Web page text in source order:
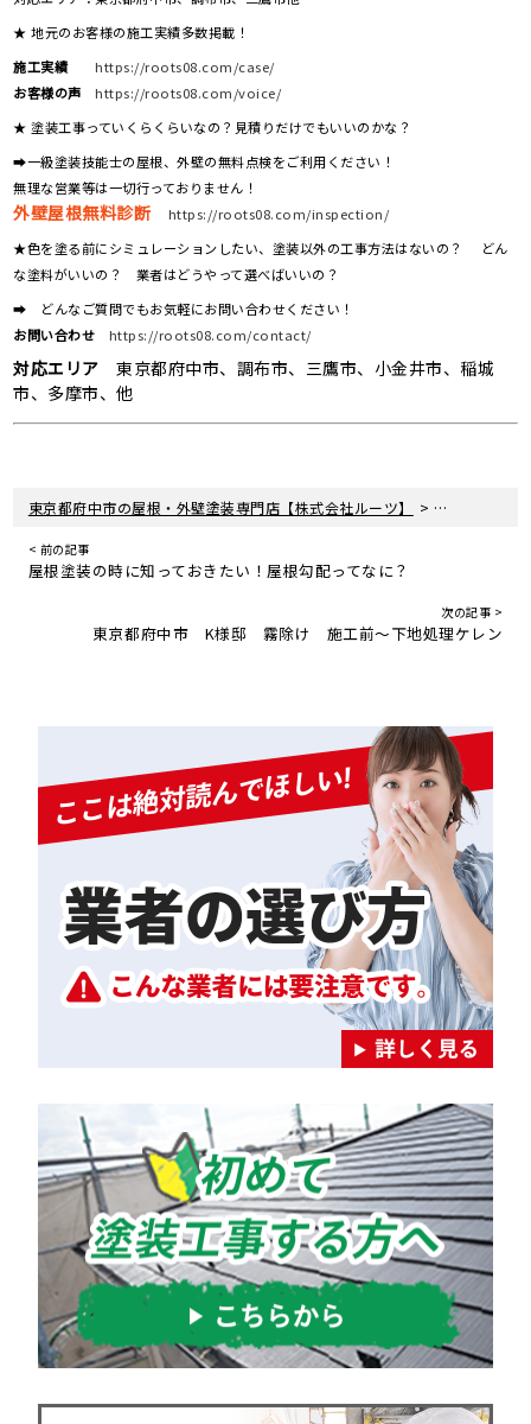
★ 地元のお客様の施工実績多数掲載！
施工実績
https://roots08.com/case/
お客様の声
https://roots08.com/voice/
★ 塗装工事っていくらくらいなの？見積りだけでもいいのかな？
➡一級塗装技能士の屋根、外壁の無料点検をご利用ください！
無理な営業等は一切行っておりません！
外壁屋根無料診断
https://roots08.com/inspection/
★色を塗る前にシミュレーションしたい、塗装以外の工事方法はないの？ どん
な塗料がいいの？ 業者はどうやって選べばいいの？
➡ どんなご質問でもお気軽にお問い合わせください！
お問い合わせ
https://roots08.com/contact/
対応エリア 東京都府中市、調布市、三鷹市、小金井市、稲城
市、多摩市、他
東京都府中市の屋根・外壁塗装専門店【株式会社ルーツ】 > 新着情報
< 前の記事
屋根塗装の時に知っておきたい！屋根勾配ってなに？
次の記事 >
東京都府中市 K様邸 霧除け 施工前〜下地処理ケレン